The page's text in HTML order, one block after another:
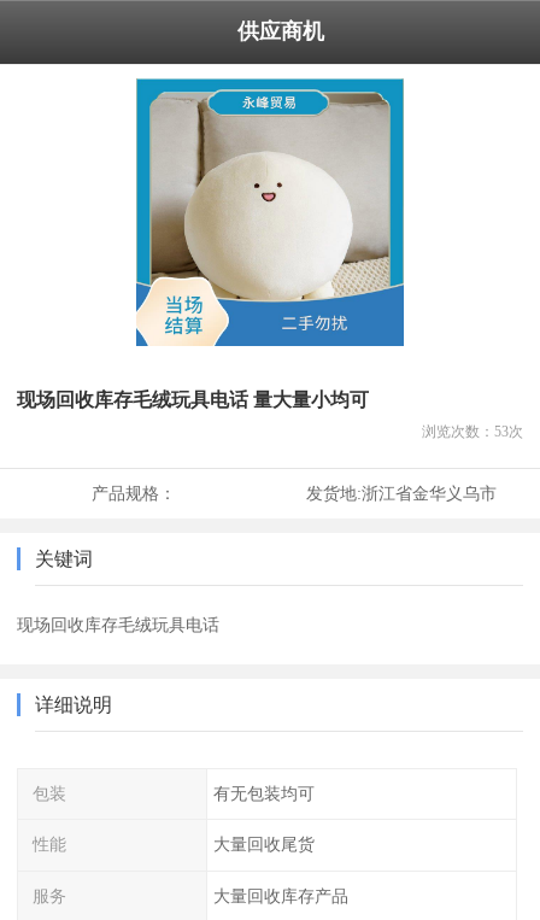
供应商机
现场回收库存毛绒玩具电话 量大量小均可
浏览次数： 53次
产品规格： 发货地:浙江省金华义乌市
关键词
现场回收库存毛绒玩具电话
详细说明
包装 有无包装均可
性能 大量回收尾货
服务 大量回收库存产品